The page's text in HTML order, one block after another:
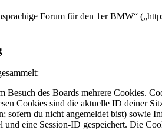
Forum für den 1er BMW“
des Boards mehrere Cookies.
Cookies sind die aktuelle ID deiner
sofern du nicht angemeldet bist) sowie
eine Session-ID gespeichert. Die